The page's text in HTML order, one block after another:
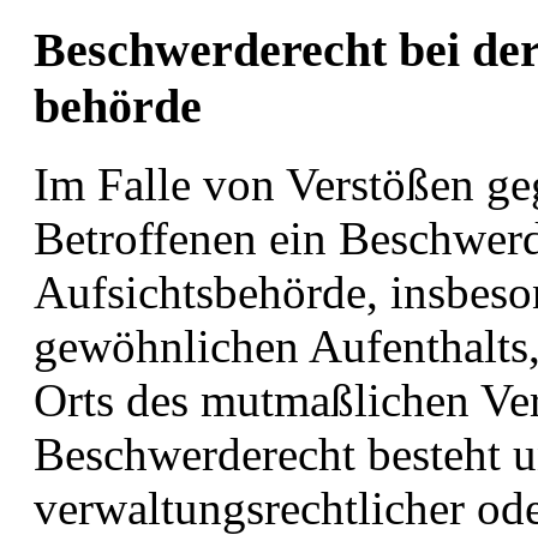
Beschwerde­recht bei
behörde
Im Falle von Verstößen
Betroffenen ein
Aufsichtsbehörde,
gewöhnlichen
Orts des mutmaßlichen
Beschwerderecht besteht
verwaltungsrechtlicher